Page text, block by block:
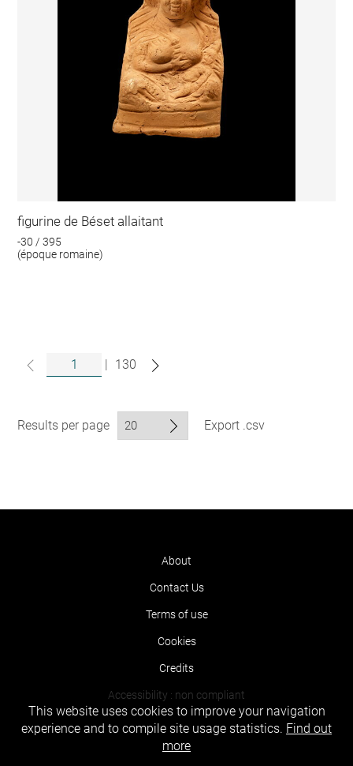
figurine de Béset allaitant
-30 / 395
(époque romaine)
| 130
Results per page Export .csv
About
Contact Us
Terms of use
Cookies
Credits
Accessibility : non compliant
This website uses cookies to improve your navigation
experience and to compile site usage statistics. Find out
more